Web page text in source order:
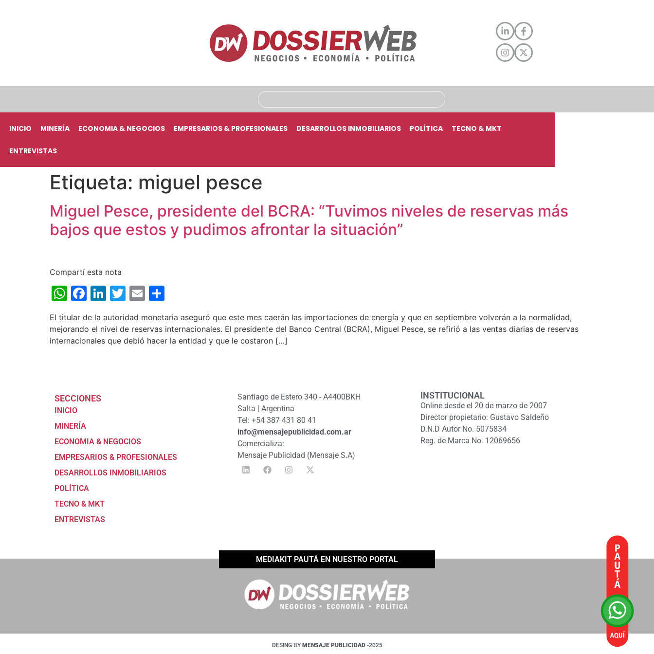
INICIO MINERÍA ECONOMIA & NEGOCIOS EMPRESARIOS & PROFESIONALES DESARROLLOS INMOBILIARIOS POLÍTICA TECNO & MKT
ENTREVISTAS
Etiqueta: miguel pesce
Miguel Pesce, presidente del BCRA: “Tuvimos niveles de reservas más
bajos que estos y pudimos afrontar la situación”
Compartí esta nota
WhatsApp
Facebook
LinkedIn
Twitter
Email
El titular de la autoridad monetaria aseguró que este mes caerán las importaciones de energía y que en septiembre volverán a la normalidad,
mejorando el nivel de reservas internacionales. El presidente del Banco Central (BCRA), Miguel Pesce, se refirió a las ventas diarias de reservas
internacionales que debió hacer la entidad y que le costaron […]
SECCIONES
INICIO
MINERÍA
ECONOMIA & NEGOCIOS
EMPRESARIOS & PROFESIONALES
DESARROLLOS INMOBILIARIOS
POLÍTICA
TECNO & MKT
ENTREVISTAS
Santiago de Estero 340 - A4400BKH
Salta | Argentina
Tel: +54 387 431 80 41
info@mensajepublicidad.com.ar
Comercializa:
Mensaje Publicidad (Mensaje S.A)
INSTITUCIONAL
Online desde el 20 de marzo de 2007
Director propietario: Gustavo Saldeño
D.N.D Autor No. 5075834
Reg. de Marca No. 12069656
MEDIAKIT PAUTÁ EN NUESTRO PORTAL
DESING BY MENSAJE PUBLICIDAD -2025